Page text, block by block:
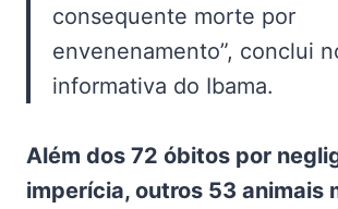
consequente morte por
envenenamento”, conclui
informativa do Ibama.
Além dos 72 óbitos por
imperícia, outros 53 animais